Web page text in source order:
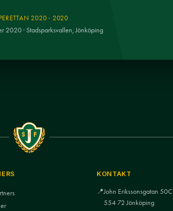
2020 · 2020
2020 · Stadsparksvallen, Jönköping
KONTAKT
📍John Erikssonsgatan 50C
554 72 Jönköping